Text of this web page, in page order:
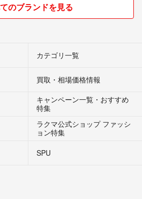
のブランドを見る
カテゴリ一覧
買取・相場価格情報
キャンペーン一覧・おすすめ
特集
ラクマ公式ショップ ファッシ
ョン特集
SPU